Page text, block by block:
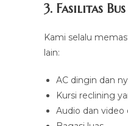
3. Fasilitas
Kami selalu
lain:
AC dingin dan
Kursi reclining
Audio dan